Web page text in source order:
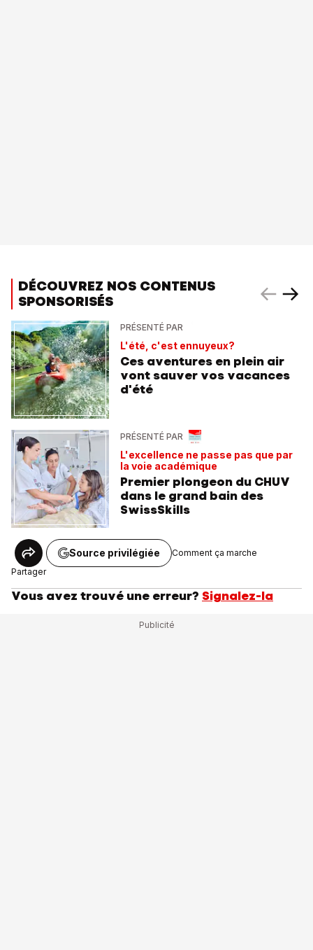
DÉCOUVREZ NOS CONTENUS
SPONSORISÉS
PRÉSENTÉ PAR
L'été, c'est ennuyeux?
Ces aventures en plein air
vont sauver vos vacances
d'été
PRÉSENTÉ PAR
L'excellence ne passe pas que par
la voie académique
Premier plongeon du CHUV
dans le grand bain des
SwissSkills
Partager
Source privilégiée Comment ça marche
Vous avez trouvé une erreur? Signalez-la